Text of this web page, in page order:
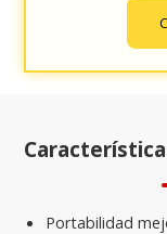
Portabilidad